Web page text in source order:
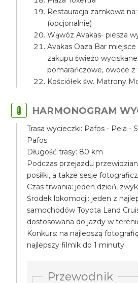
Restauracja zamkowa
(opcjonalnie)
Wąwóz Avakas- piesza
Avakas Oaza Bar
zakupu świeżo
pomarańczowe, owoce
Kościółek św. Matrony
HARMONOGRAM
Trasa wycieczki: Pafos - Peia -
Pafos
Długość trasy: 80 km
Podczas przejazdu
posiłki, a także sesje
Czas trwania: jeden dzień,
Środek lokomocji: jeden z
samochodów Toyota Land
dostosowana do jazdy w
Konkurs: na najlepszą
najlepszy filmik do 1 minuty
Przewodnik